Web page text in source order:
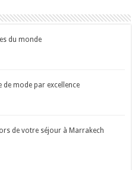
du monde
de mode par excellence
de votre séjour à Marrakech